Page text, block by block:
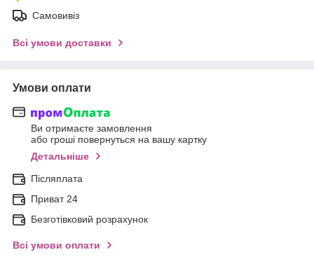
Самовивіз
Всі умови доставки
Умови оплати
Ви отримаєте замовлення
або гроші повернуться на вашу картку
Детальніше
Післяплата
Приват 24
Безготівковий розрахунок
Всі умови оплати